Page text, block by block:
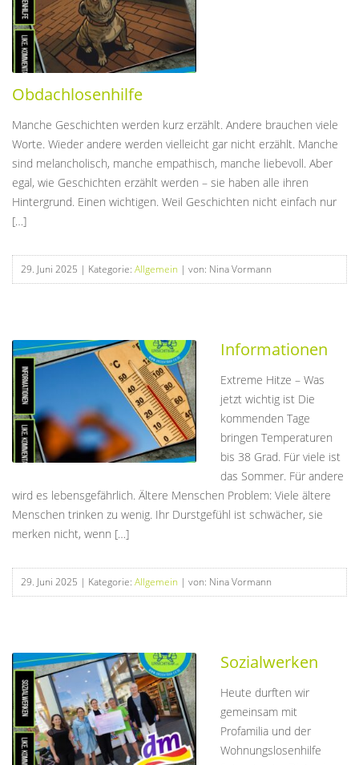
Obdachlosenhilfe
Manche Geschichten werden kurz erzählt. Andere brauchen viele
Worte. Wieder andere werden vielleicht gar nicht erzählt. Manche
sind melancholisch, manche empathisch, manche liebevoll. Aber
egal, wie Geschichten erzählt werden – sie haben alle ihren
Hintergrund. Einen wichtigen. Weil Geschichten nicht einfach nur
[…]
29. Juni 2025 | Kategorie: Allgemein | von: Nina Vormann
Informationen
Extreme Hitze – Was
jetzt wichtig ist Die
kommenden Tage
bringen Temperaturen
bis 38 Grad. Für viele ist
das Sommer. Für andere
wird es lebensgefährlich. Ältere Menschen Problem: Viele ältere
Menschen trinken zu wenig. Ihr Durstgefühl ist schwächer, sie
merken nicht, wenn […]
29. Juni 2025 | Kategorie: Allgemein | von: Nina Vormann
Sozialwerken
Heute durften wir
gemeinsam mit
Profamilia und der
Wohnungslosenhilfe